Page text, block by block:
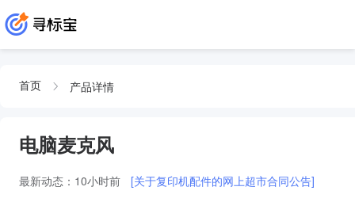
首页 产品详情
电脑麦克风
最新动态： 10小时前 [关于复印机配件的网上超市合同公告]